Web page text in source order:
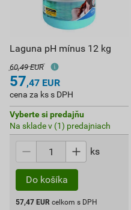
Laguna pH mínus 12 kg
60,49 EUR
57,47 EUR
cena za ks s DPH
Vyberte si predajňu
Na sklade v (1) predajniach
ks
Do košíka
57,47 EUR celkom s DPH